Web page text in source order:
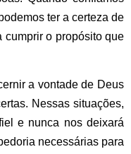
ter a certeza de
cumprir o propósito que
a vontade de Deus
Nessas situações,
e nunca nos deixará
necessárias para